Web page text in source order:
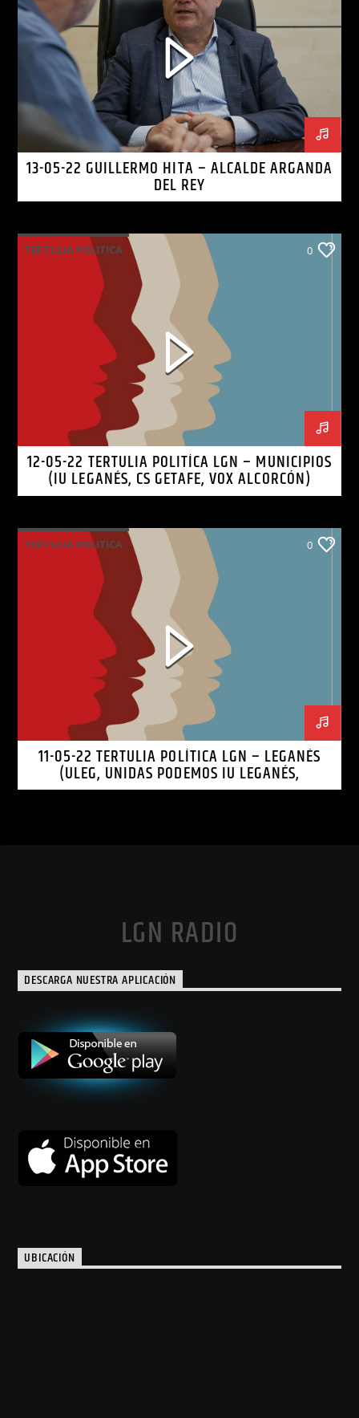
13-05-22 GUILLERMO HITA – ALCALDE ARGANDA
DEL REY
TERTULIA POLITICA 0
12-05-22 TERTULIA POLITÍCA LGN – MUNICIPIOS
(IU LEGANÉS, CS GETAFE, VOX ALCORCÓN)
TERTULIA POLITICA 0
11-05-22 TERTULIA POLÍTICA LGN – LEGANÉS
(ULEG, UNIDAS PODEMOS IU LEGANÉS,
LEGANEMOS)
LGN RADIO
DESCARGA NUESTRA APLICACIÓN
UBICACIÓN